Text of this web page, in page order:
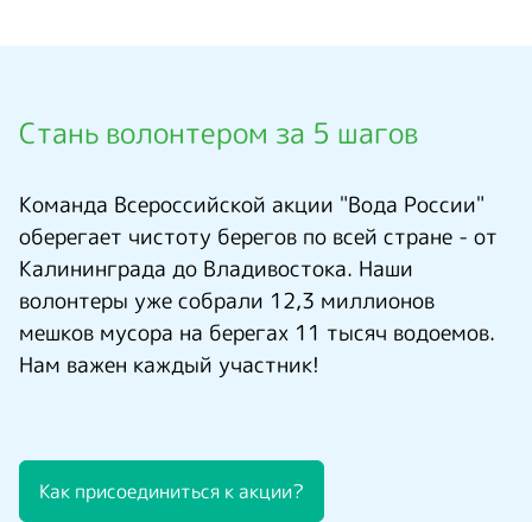
Стань волонтером за 5 шагов
Команда Всероссийской акции "Вода России"
оберегает чистоту берегов по всей стране - от
Калининграда до Владивостока. Наши
волонтеры уже собрали 12,3 миллионов
мешков мусора на берегах 11 тысяч водоемов.
Нам важен каждый участник!
Как присоединиться к акции?